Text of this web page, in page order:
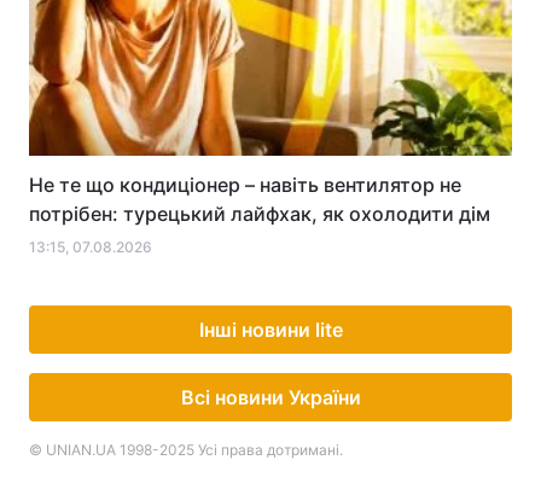
Не те що кондиціонер – навіть вентилятор не
потрібен: турецький лайфхак, як охолодити дім
13:15, 07.08.2026
Інші новини lite
Всі новини України
© UNIAN.UA 1998-2025 Усі права дотримані.